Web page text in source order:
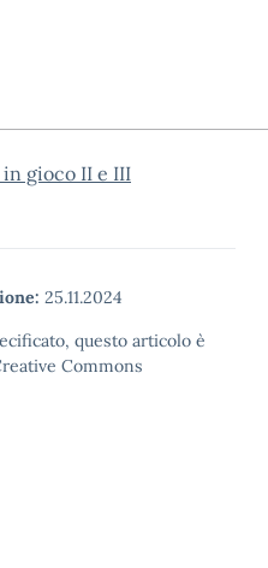
gioco II e III
25.11.2024
questo articolo è
Commons